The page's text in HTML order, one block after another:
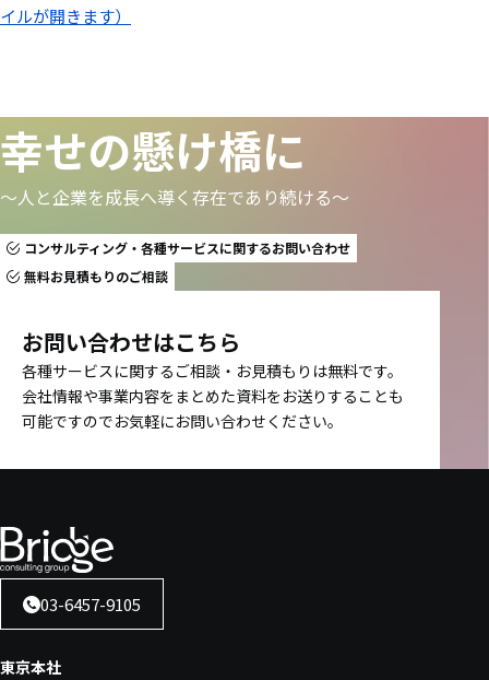
イルが開きます）
幸せの懸け橋に
〜人と企業を成長へ導く存在であり続ける〜
コンサルティング・各種サービスに関するお問い合わせ
無料お見積もりのご相談
お問い合わせはこちら
各種サービスに関するご相談・お見積もりは無料です。
会社情報や事業内容をまとめた資料をお送りすることも
可能ですのでお気軽にお問い合わせください。
03-6457-9105
東京本社